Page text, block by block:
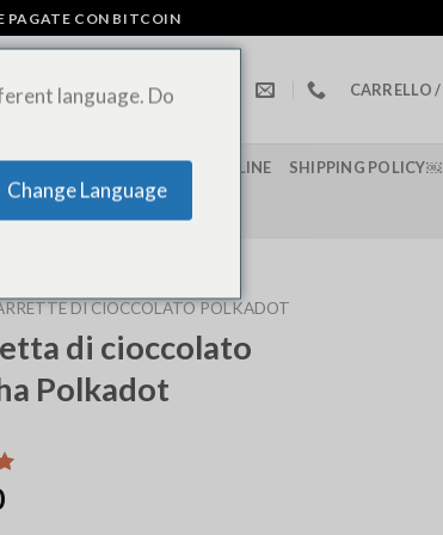
PAGATE CON BITCOIN
CARRELLO /
FOGLIETTI DI LSD ONLINE SHIPPING POLICY￼
DI CIOCCOLATO POLKADOT
di cioccolato
Polkadot
language. Do
Change Language